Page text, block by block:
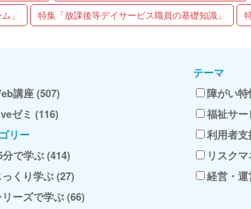
」
特集「放課後等デイサービス職員の基礎知識」
講座 (507)
ゼミ (116)
リー
分で学ぶ (414)
っくり学ぶ (27)
ーズで学ぶ (66)
テーマ
障がい特
福祉サ
利用者
リスク
経営・運